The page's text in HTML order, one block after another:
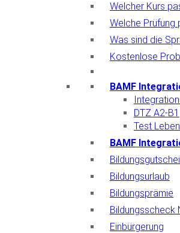
Welcher Kurs
Welche Prüfung
Was sind die
Kostenlose
BAMF
DTZ A2-B1
Test
BAMF
Bildungsurlaub
Bildungsprämie
Bildungsscheck
Einbürgerung